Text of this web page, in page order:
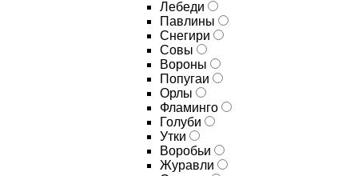
Лебеди
Павлины
Снегири
Совы
Вороны
Попугаи
Орлы
Фламинго
Голуби
Утки
Воробьи
Журавли